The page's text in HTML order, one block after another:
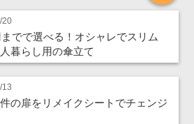
20
でで選べる！オシャレでスリム
暮らし用の傘立て
13
の扉をリメイクシートでチェンジ